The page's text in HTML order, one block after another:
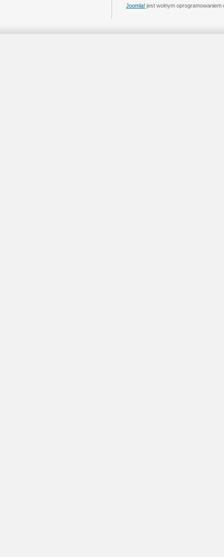
Joomla! jest wolnym